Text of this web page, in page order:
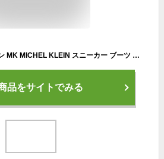
エムケー ミッシェルクラン MK MICHEL KLEIN スニーカー ブーツ 撥水 厚底 レディース 靴 ローヒール mk-5037
品をサイトでみる